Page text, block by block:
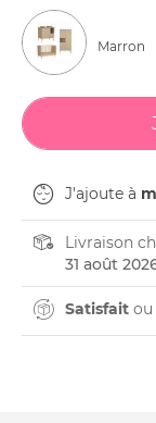
Marron
J'ajoute à
Livraison
31 août
Satisfait ou